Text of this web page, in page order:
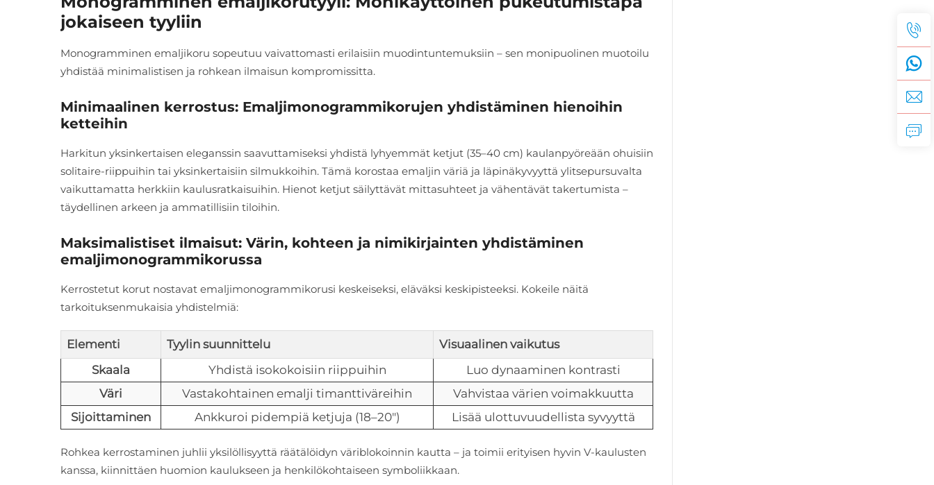
jokaiseen tyyliin
Monogramminen emaljikoru sopeutuu vaivattomasti erilaisiin muodintuntemuksiin – sen monipuolinen muotoilu
yhdistää minimalistisen ja rohkean ilmaisun kompromissitta.
Minimaalinen kerrostus: Emaljimonogrammikorujen yhdistäminen hienoihin
ketteihin
Harkitun yksinkertaisen eleganssin saavuttamiseksi yhdistä lyhyemmät ketjut (35–40 cm) kaulanpyöreään ohuisiin
solitaire-riippuihin tai yksinkertaisiin silmukkoihin. Tämä korostaa emaljin väriä ja läpinäkyvyyttä ylitsepursuvalta
vaikuttamatta herkkiin kaulusratkaisuihin. Hienot ketjut säilyttävät mittasuhteet ja vähentävät takertumista –
täydellinen arkeen ja ammatillisiin tiloihin.
Maksimalistiset ilmaisut: Värin, kohteen ja nimikirjainten yhdistäminen
emaljimonogrammikorussa
Kerrostetut korut nostavat emaljimonogrammikorusi keskeiseksi, eläväksi keskipisteeksi. Kokeile näitä
tarkoituksenmukaisia yhdistelmiä:
Elementi Tyylin suunnittelu
Visuaalinen vaikutus
Skaala
Yhdistä isokokoisiin riippuihin
Luo dynaaminen kontrasti
Väri
Vastakohtainen emalji timanttiväreihin
Vahvistaa värien voimakkuutta
Sijoittaminen
Ankkuroi pidempiä ketjuja (18–20") Lisää ulottuvuudellista syvyyttä
Rohkea kerrostaminen juhlii yksilöllisyyttä räätälöidyn väriblokoinnin kautta – ja toimii erityisen hyvin V-kaulusten
kanssa, kiinnittäen huomion kaulukseen ja henkilökohtaiseen symboliikkaan.